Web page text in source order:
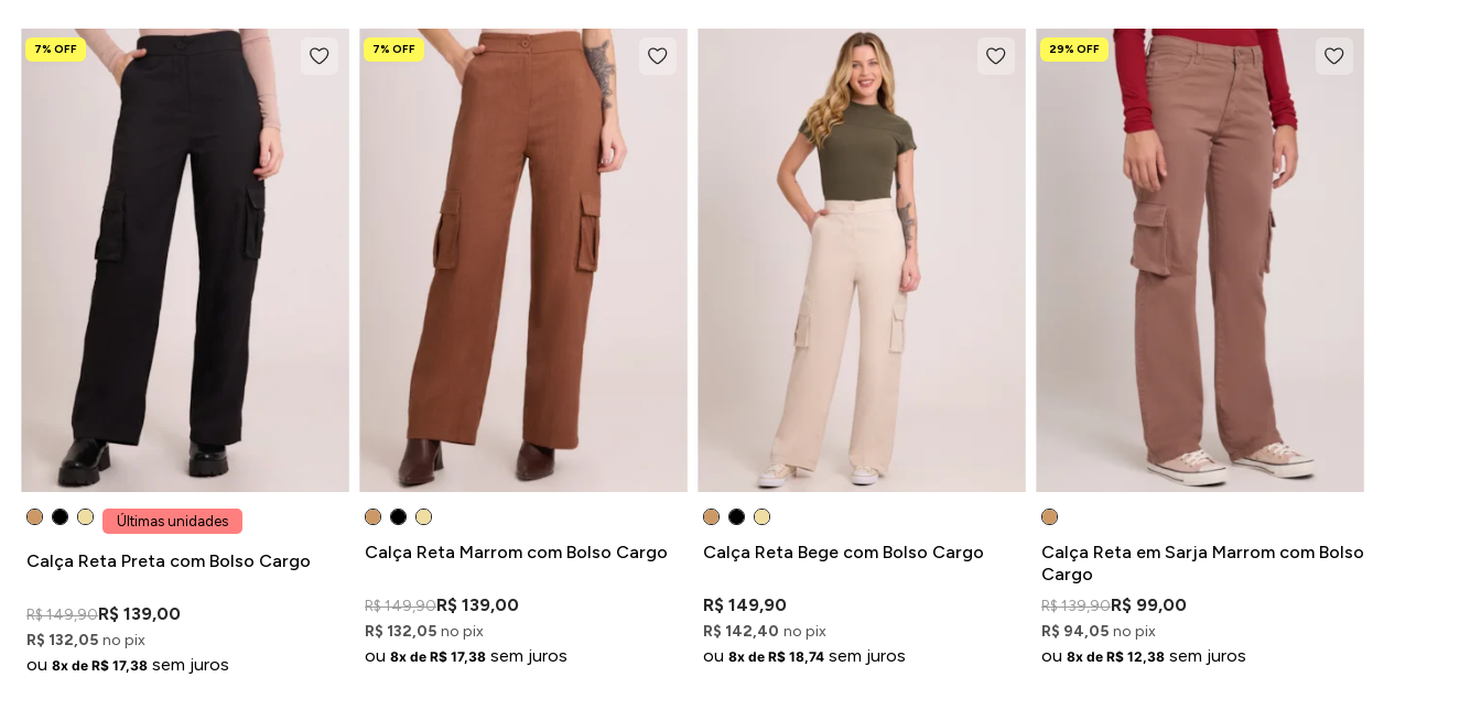
7% OFF
Últimas unidades
Calça Reta Preta com Bolso Cargo
R$ 149,90R$ 139,00
R$ 132,05 no pix
ou8x de R$ 17,38 sem juros
7% OFF
Calça Reta Marrom com Bolso Cargo
R$ 149,90R$ 139,00
R$ 132,05 no pix
ou8x de R$ 17,38 sem juros
Calça Reta Bege com Bolso Cargo
R$ 149,90
R$ 142,40 no pix
ou8x de R$ 18,74 sem juros
29% OFF
Calça Reta em Sarja Marrom com Bolso
Cargo
R$ 139,90R$ 99,00
R$ 94,05 no pix
ou8x de R$ 12,38 sem juros